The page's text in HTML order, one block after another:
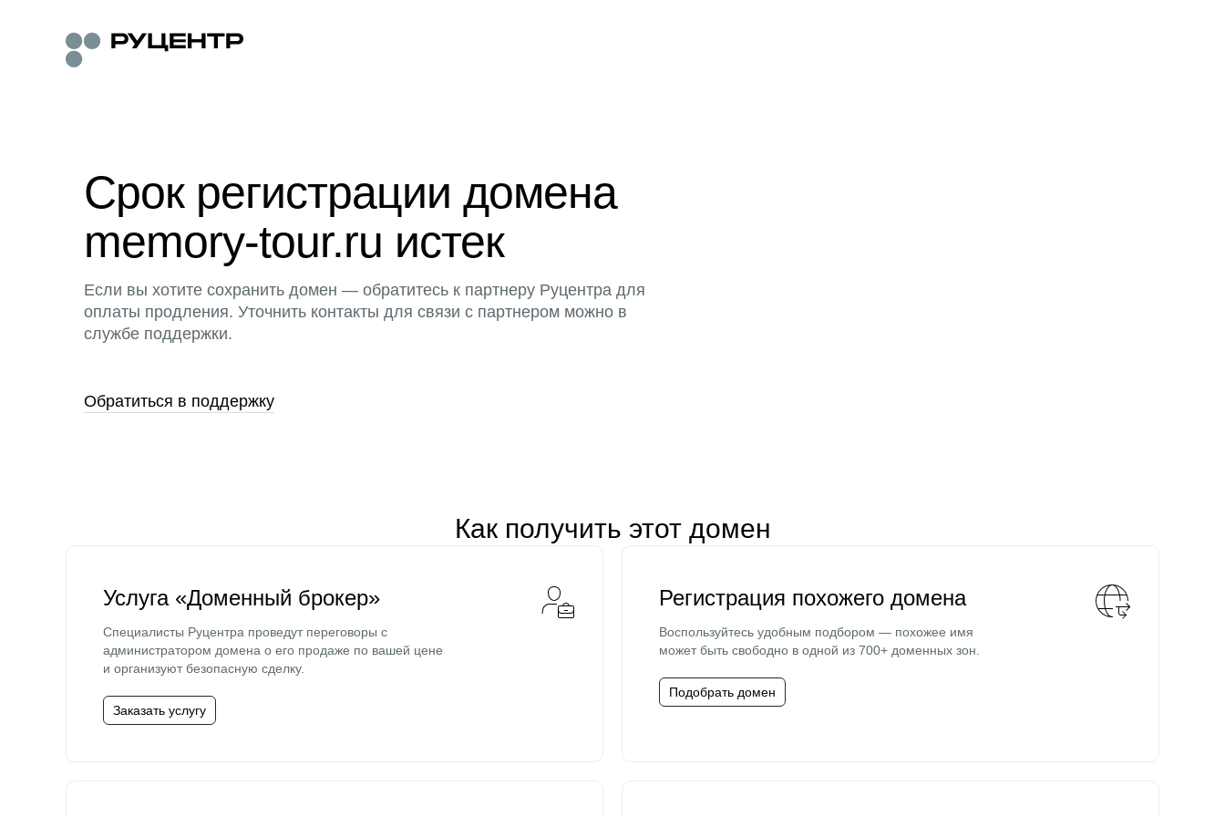
Срок регистрации домена
memory-tour.ru истек
Если вы хотите сохранить домен — обратитесь к партнеру Руцентра для
оплаты продления. Уточнить контакты для связи с партнером можно в
службе поддержки.
Обратиться в поддержку
Как получить этот домен
Услуга «Доменный брокер»
Специалисты Руцентра проведут переговоры с
администратором домена о его продаже по вашей цене
и организуют безопасную сделку.
Заказать услугу
Регистрация похожего домена
Воспользуйтесь удобным подбором — похожее имя
может быть свободно в одной из 700+ доменных зон.
Подобрать домен